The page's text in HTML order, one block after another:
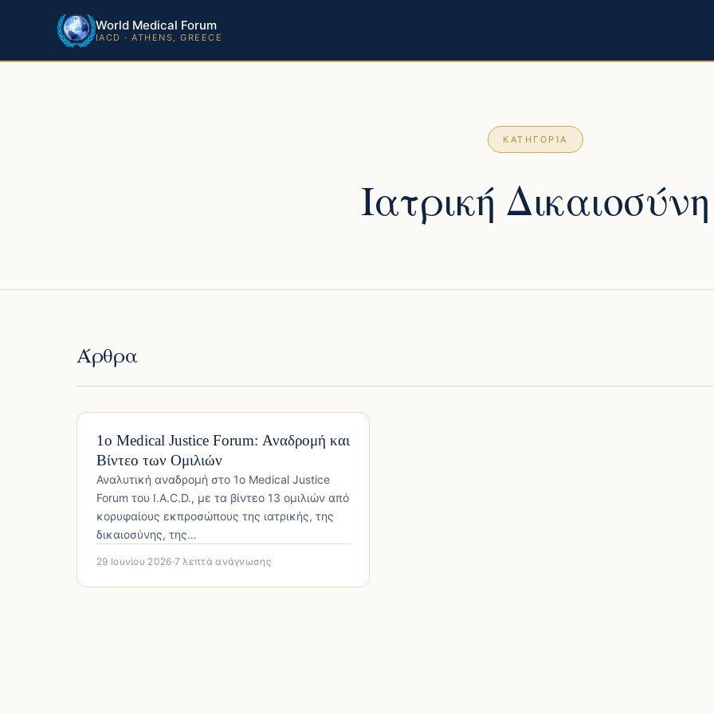
World Medical Forum
IACD · ATHENS, GREECE
ΚΑΤΗΓΟΡΊΑ
Ιατρική Δικαιοσύνη
Άρθρα
ΙΑΤΡΙΚΉ ΔΙΚΑΙΟΣΎΝΗ
1ο Medical Justice Forum: Αναδρομή και
Βίντεο των Ομιλιών
Αναλυτική αναδρομή στο 1ο Medical Justice
Forum του I.A.C.D., με τα βίντεο 13 ομιλιών από
κορυφαίους εκπροσώπους της ιατρικής, της
δικαιοσύνης, της…
29 Ιουνίου 2026·7 λεπτά ανάγνωσης